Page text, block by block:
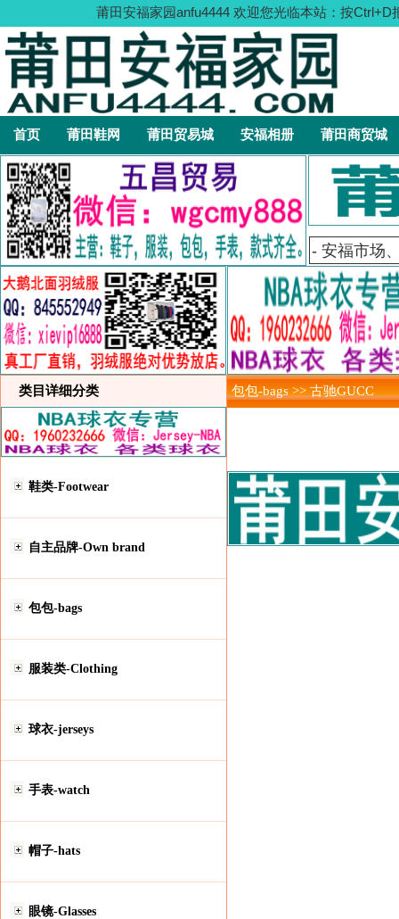
莆田安福家园anfu4444 欢迎您光临本站：按
首页 莆田鞋网 莆田贸易城 安福相册 莆田商贸城
类目详细分类
鞋类-Footwear
自主品牌-Own brand
包包-bags
服装类-Clothing
球衣-jerseys
手表-watch
帽子-hats
眼镜-Glasses
包包-bags >> 古驰GUCC